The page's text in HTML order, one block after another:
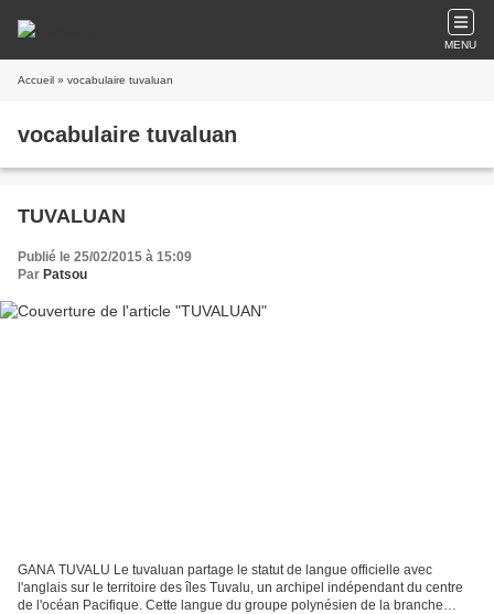
MENU
Accueil » vocabulaire tuvaluan
vocabulaire tuvaluan
TUVALUAN
Publié le 25/02/2015 à 15:09
Par Patsou
GANA TUVALU Le tuvaluan partage le statut de langue officielle avec
l'anglais sur le territoire des îles Tuvalu, un archipel indépendant du centre
de l'océan Pacifique. Cette langue du groupe polynésien de la branche